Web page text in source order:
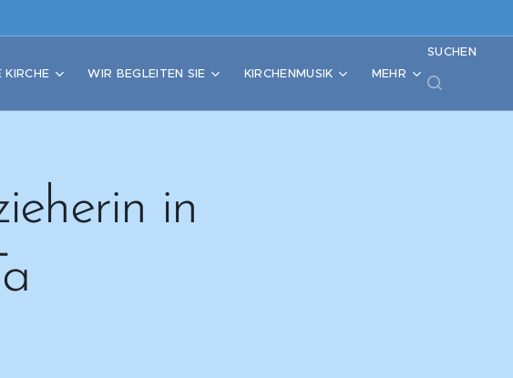
KIRCHE WIR BEGLEITEN SIE KIRCHENMUSIK MEHR
SUCHEN
in